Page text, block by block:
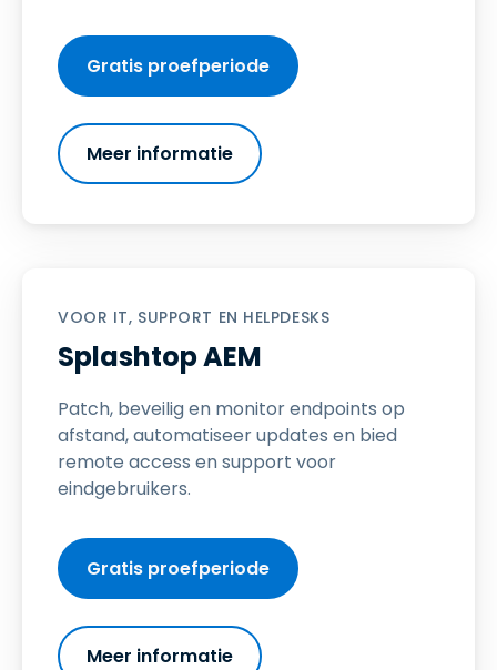
Gratis proefperiode
Meer informatie
VOOR IT, SUPPORT EN HELPDESKS
Splashtop AEM
Patch, beveilig en monitor endpoints op
afstand, automatiseer updates en bied
remote access en support voor
eindgebruikers.
Gratis proefperiode
Meer informatie